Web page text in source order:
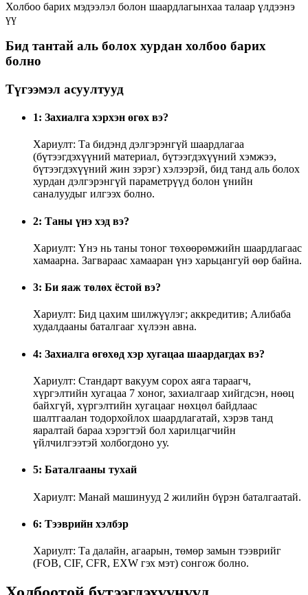
Холбоо барих мэдээлэл болон шаардлагынхаа талаар үлдээнэ
үү
Бид тантай аль болох хурдан холбоо барих
болно
Түгээмэл асуултууд
1: Захиалга хэрхэн өгөх вэ?
Хариулт: Та бидэнд дэлгэрэнгүй шаардлагаа
(бүтээгдэхүүний материал, бүтээгдэхүүний хэмжээ,
бүтээгдэхүүний жин зэрэг) хэлээрэй, бид танд аль болох
хурдан дэлгэрэнгүй параметрүүд болон үнийн
саналуудыг илгээх болно.
2: Таны үнэ хэд вэ?
Хариулт: Үнэ нь таны тоног төхөөрөмжийн шаардлагаас
хамаарна. Загвараас хамааран үнэ харьцангуй өөр байна.
3: Би яаж төлөх ёстой вэ?
Хариулт: Бид цахим шилжүүлэг; аккредитив; Алибаба
худалдааны баталгааг хүлээн авна.
4: Захиалга өгөхөд хэр хугацаа шаардагдах вэ?
Хариулт: Стандарт вакуум сорох аяга тараагч,
хүргэлтийн хугацаа 7 хоног, захиалгаар хийгдсэн, нөөц
байхгүй, хүргэлтийн хугацааг нөхцөл байдлаас
шалтгаалан тодорхойлох шаардлагатай, хэрэв танд
яаралтай бараа хэрэгтэй бол харилцагчийн
үйлчилгээтэй холбогдоно уу.
5: Баталгааны тухай
Хариулт: Манай машинууд 2 жилийн бүрэн баталгаатай.
6: Тээврийн хэлбэр
Хариулт: Та далайн, агаарын, төмөр замын тээврийг
(FOB, CIF, CFR, EXW гэх мэт) сонгож болно.